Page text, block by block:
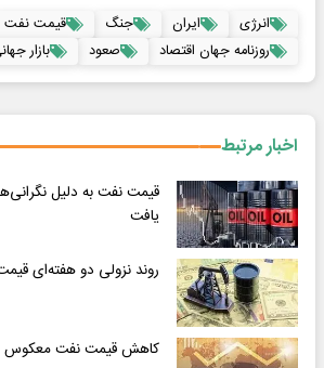
انرژی ایران جنگ
قیمت نفت
روزنامه جهان اقتصاد
صعود بازار
اخبار مرتبط
قیمت نفت به دلیل
یافت
روند نزولی دو هفته‌ای
کاهش قیمت نفت معکوس